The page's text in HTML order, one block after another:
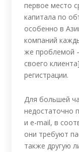
первое место
капитала по
особенно в
компаний
же проблемой
своего
регистрации.
Для большей
недостаточно
и e-mail, в
они требуют
также другую